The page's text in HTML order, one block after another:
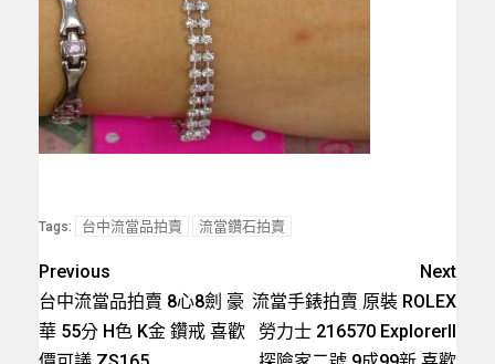
Tags: 台中流當品拍賣 流當鑽石拍賣
Previous
台中流當品拍賣 8心8劍 豪
華 55分 H色 K金 鑽戒 喜歡
Next
流當手錶拍賣 原裝 ROLEX
勞力士 216570 ExplorerII